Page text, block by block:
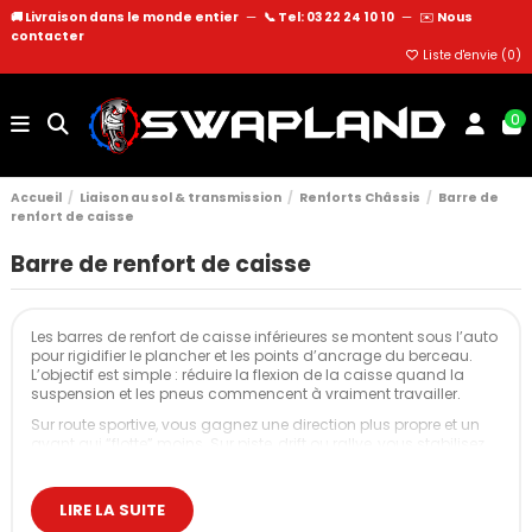
🚚 Livraison dans le monde entier — 📞 Tel: 03 22 24 10 10 — ✉️ Nous
contacter
Liste d'envie (0)
0
Accueil Liaison au sol & transmission Renforts Châssis
Barre de
renfort de caisse
Barre de renfort de caisse
Les barres de renfort de caisse inférieures se montent sous l’auto
pour rigidifier le plancher et les points d’ancrage du berceau.
L’objectif est simple : réduire la flexion de la caisse quand la
suspension et les pneus commencent à vraiment travailler.
Sur route sportive, vous gagnez une direction plus propre et un
Nos barres de renfort de caisse
LIRE LA SUITE